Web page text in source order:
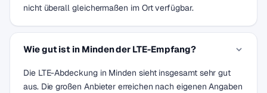
nicht überall gleichermaßen im Ort verfügbar.
Wie gut ist in Minden der LTE-Empfang?
Die LTE-Abdeckung in Minden sieht insgesamt sehr gut
aus. Die großen Anbieter erreichen nach eigenen Angaben